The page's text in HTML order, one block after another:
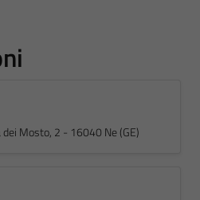
Mosto, 2 - 16040 Ne (GE)